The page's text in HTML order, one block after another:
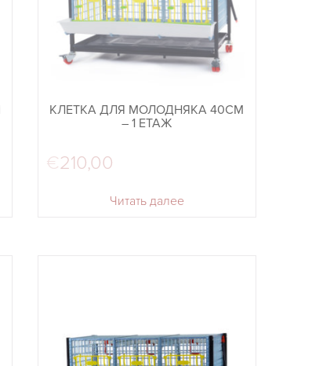
КЛЕТКА ДЛЯ МОЛОДНЯКА 40СМ
– 1 ЕТАЖ
€210,00
Читать далее